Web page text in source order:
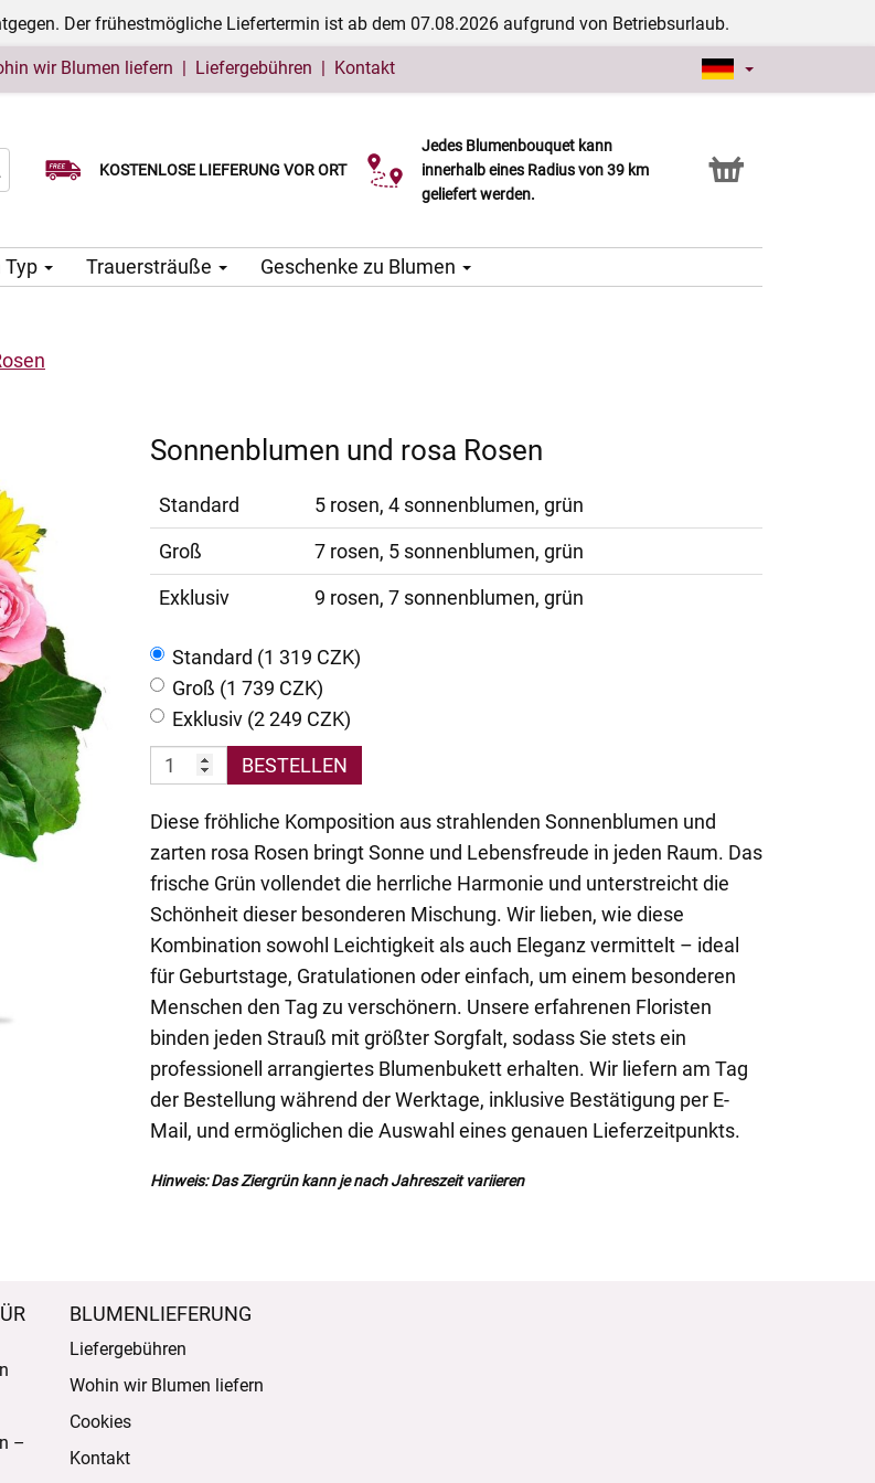
Der frühestmögliche Liefertermin ist ab dem 07.08.2026 aufgrund von Betriebsurlaub.
wir Blumen liefern | Liefergebühren | Kontakt
KOSTENLOSE LIEFERUNG VOR ORT
Wählen Sie Ihr Lieferdatum
Jedes Blumenbouquet kann
innerhalb eines Radius von 39 km
geliefert werden.
Click & Collect Service
Typ Trauersträuße Geschenke zu Blumen
Sonnenblumen und rosa Rosen
Standard
5 rosen, 4 sonnenblumen, grün
Groß
7 rosen, 5 sonnenblumen, grün
Exklusiv
9 rosen, 7 sonnenblumen, grün
Standard (1 319 CZK)
Groß (1 739 CZK)
Exklusiv (2 249 CZK)
BESTELLEN
Diese fröhliche Komposition aus strahlenden Sonnenblumen und
zarten rosa Rosen bringt Sonne und Lebensfreude in jeden Raum. Das
frische Grün vollendet die herrliche Harmonie und unterstreicht die
Schönheit dieser besonderen Mischung. Wir lieben, wie diese
Kombination sowohl Leichtigkeit als auch Eleganz vermittelt – ideal
für Geburtstage, Gratulationen oder einfach, um einem besonderen
Menschen den Tag zu verschönern. Unsere erfahrenen Floristen
binden jeden Strauß mit größter Sorgfalt, sodass Sie stets ein
professionell arrangiertes Blumenbukett erhalten. Wir liefern am Tag
der Bestellung während der Werktage, inklusive Bestätigung per E-
Mail, und ermöglichen die Auswahl eines genauen Lieferzeitpunkts.
Hinweis: Das Ziergrün kann je nach Jahreszeit variieren
–
BLUMENLIEFERUNG
Liefergebühren
Wohin wir Blumen liefern
Cookies
Kontakt